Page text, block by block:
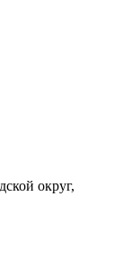
округ,